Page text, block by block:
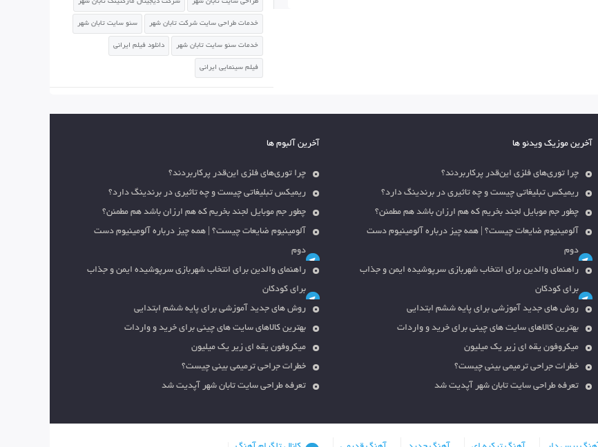
طراحی سایت تابان شهر شرکت دیجیتال مارکتینگ تابان شهر
خدمات طراحی سایت شرکت تابان شهر سئو سایت تابان شهر
خدمات سئو سایت تابان شهر دانلود فیلم ایرانی
فیلم سینمایی ایرانی
آخرین موزیک ویدئو ها
چرا توری‌های فلزی این‌قدر پرکاربردند؟
ریمیکس تبلیغاتی چیست و چه تاثیری در برندینگ دارد؟
چطور جم موبایل لجند بخریم که هم ارزان باشد هم مطمئن؟
آلومینیوم ضایعات چیست؟ | همه چیز درباره آلومینیوم دست
دوم
راهنمای والدین برای انتخاب شهربازی سرپوشیده ایمن و جذاب
برای کودکان
روش های جدید آموزشی برای پایه ششم ابتدایی
بهترین کالاهای سایت های چینی برای خرید و واردات
میکروفون یقه ای زیر یک میلیون
خطرات جراحی ترمیمی بینی چیست؟
تعرفه طراحی سایت تابان شهر آپدیت شد
آخرین آلبوم ها
چرا توری‌های فلزی این‌قدر پرکاربردند؟
ریمیکس تبلیغاتی چیست و چه تاثیری در برندینگ دارد؟
چطور جم موبایل لجند بخریم که هم ارزان باشد هم مطمئن؟
آلومینیوم ضایعات چیست؟ | همه چیز درباره آلومینیوم دست
دوم
راهنمای والدین برای انتخاب شهربازی سرپوشیده ایمن و جذاب
برای کودکان
روش های جدید آموزشی برای پایه ششم ابتدایی
بهترین کالاهای سایت های چینی برای خرید و واردات
میکروفون یقه ای زیر یک میلیون
خطرات جراحی ترمیمی بینی چیست؟
تعرفه طراحی سایت تابان شهر آپدیت شد